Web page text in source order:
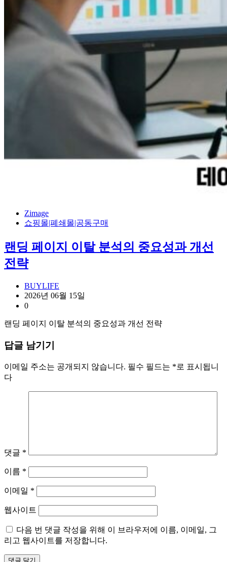
Zimage
쇼핑몰|폐쇄몰|공동구매
랜딩 페이지 이탈 분석의 중요성과 개선
전략
BUYLIFE
2026년 06월 15일
0
랜딩 페이지 이탈 분석의 중요성과 개선 전략
답글 남기기
이메일 주소는 공개되지 않습니다. 필수 필드는 *로 표시됩니
다
댓글 *
이름 *
이메일 *
웹사이트
다음 번 댓글 작성을 위해 이 브라우저에 이름, 이메일, 그
리고 웹사이트를 저장합니다.